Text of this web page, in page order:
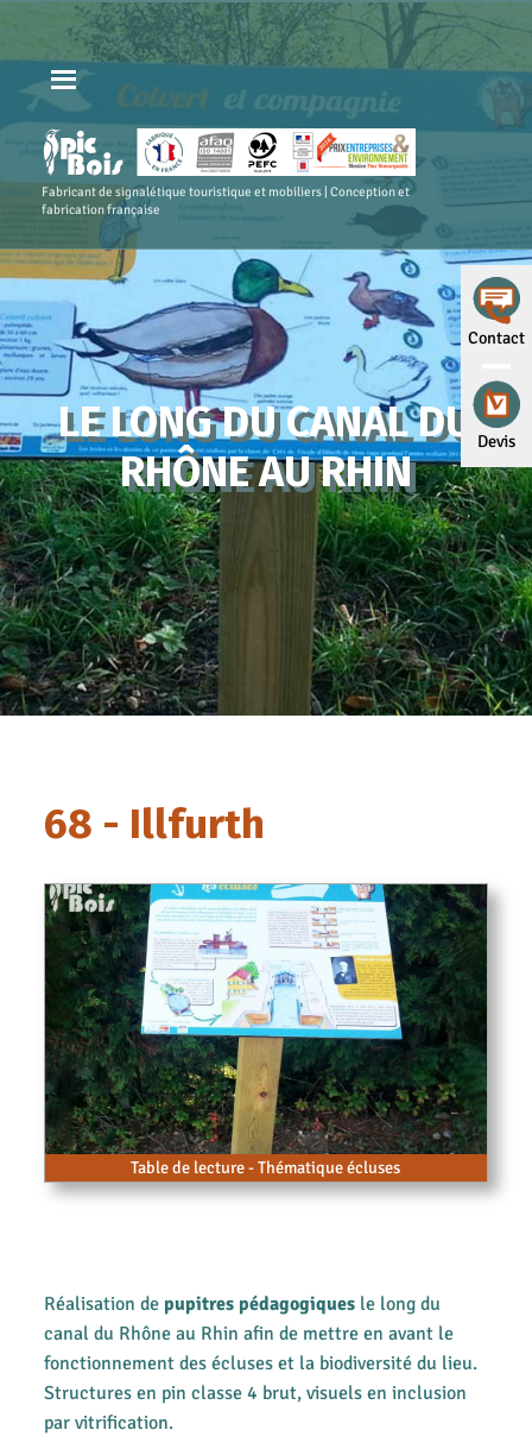
Contact
Devis
Fabricant de signalétique touristique et mobiliers | Conception et
fabrication française
LE LONG DU CANAL DU
RHÔNE AU RHIN
68 - Illfurth
Table de lecture - Thématique écluses
Réalisation de pupitres pédagogiquesle long du
canal du Rhône au Rhin afin de mettre en avant le
fonctionnement des écluses et la biodiversité du lieu.
Structures en pin classe 4 brut, visuels en inclusion
par vitrification.